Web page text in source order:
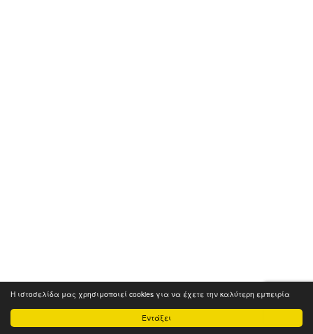
Εντάξει
Η ιστοσελίδα μας χρησιμοποιεί cookies για να έχετε την καλύτερη εμπειρία